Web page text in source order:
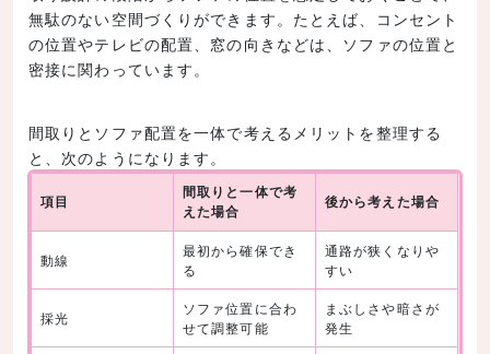
無駄のない空間づくりができます。たとえば、コンセント
の位置やテレビの配置、窓の向きなどは、ソファの位置と
密接に関わっています。
間取りとソファ配置を一体で考えるメリットを整理する
と、次のようになります。
項目
間取りと一体で考
えた場合
後から考えた場合
動線
最初から確保でき
る
通路が狭くなりや
すい
採光
ソファ位置に合わ
せて調整可能
まぶしさや暗さが
発生